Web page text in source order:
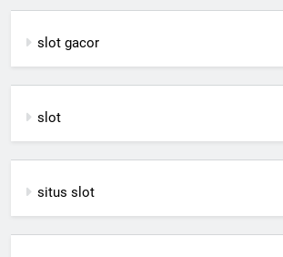
slot gacor
slot
situs slot